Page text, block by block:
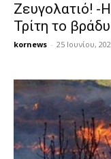
Ζευγολατιό! -
Τρίτη το
kornews - 25 Ιουνίου,